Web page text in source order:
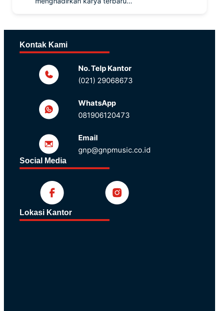
Kontak Kami
No. Telp Kantor
(021) 29068673
WhatsApp
081906120473
Email
gnp@gnpmusic.co.id
Social Media
Lokasi Kantor